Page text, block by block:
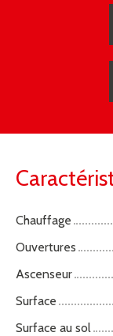
Chauffage
Ouvertures
Ascenseur
Surface
Surface au sol